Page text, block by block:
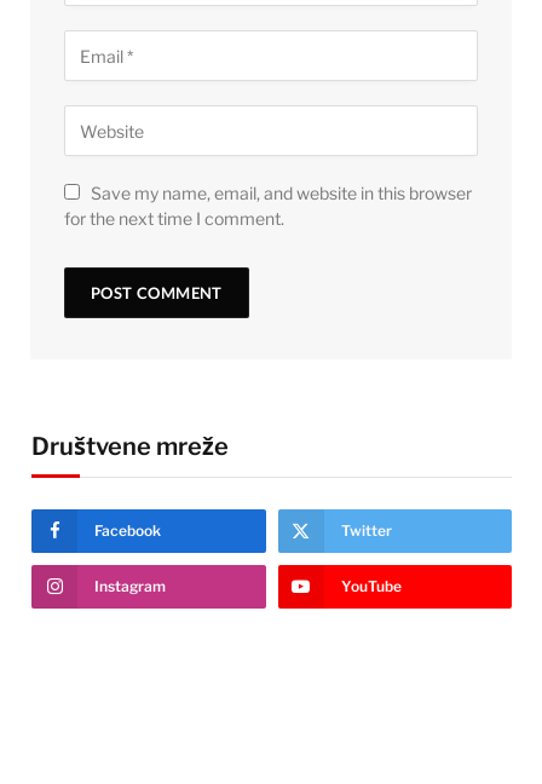
Save my name, email, and website in this browser
for the next time I comment.
Društvene mreže
Facebook Twitter
Instagram YouTube